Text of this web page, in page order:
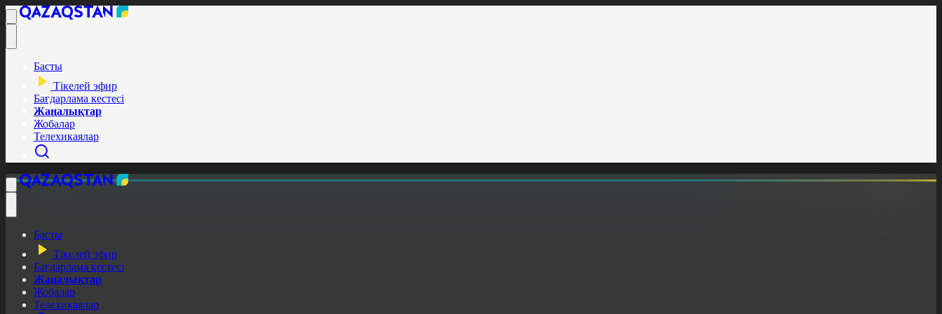
Басты
Тікелей эфир
Бағдарлама кестесі
Жаңалықтар
Жобалар
Телехикаялар
Басты
Тікелей эфир
Бағдарлама кестесі
Жаңалықтар
Жобалар
Телехикаялар